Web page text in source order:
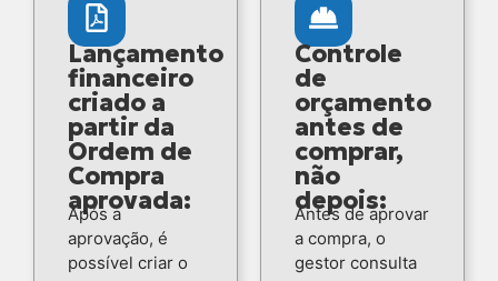
Lançamento
financeiro
criado a
partir da
Ordem de
Compra
aprovada:
Após a
aprovação, é
possível criar o
Controle
de
orçamento
antes de
comprar,
não
depois:
Antes de aprovar
a compra, o
gestor consulta